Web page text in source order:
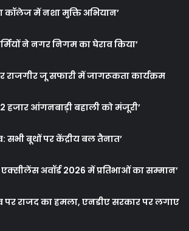
कॉलेज में नशा मुक्ति अभियान’
ने नगर निगम का घेराव किया’
राजगीर जू सफारी में जागरूकता कार्यक्रम
हजार आंगनबाड़ी बहाली को मंजूरी’
सभी बूथों पर केंद्रीय बल तैनात’
अवॉर्ड 2026 में प्रतिभाओं का सम्मान’
पर राजद का हमला, एनडीए सरकार पर लगाए